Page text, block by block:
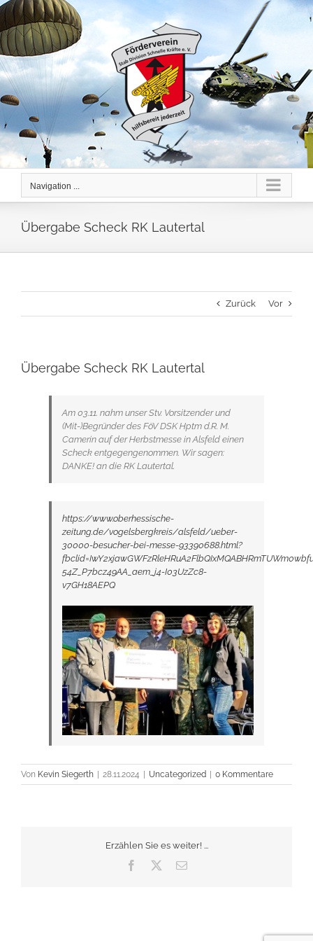
Skip
content
Navigation ...
Übergabe Scheck RK Lautertal
Zurück Vor
Übergabe Scheck RK Lautertal
Am 03.11. nahm unser Stv. Vorsitzender und
(Mit-)Begründer des FöV DSK Hptm d.R. M.
Camerin auf der Herbstmesse in Alsfeld einen
Scheck entgegengenommen. Wir sagen:
DANKE! an die RK Lautertal.
https://www.oberhessische-
zeitung.de/vogelsbergkreis/alsfeld/ueber-
30000-besucher-bei-messe-93390688.html?
54Z_P7bcz49AA_aem_j4-I03UzZc8-
v7GH18AEPQ
Von Kevin Siegerth | 28.11.2024 | Uncategorized | 0 Kommentare
Erzählen Sie es weiter! ...
Facebook
E-